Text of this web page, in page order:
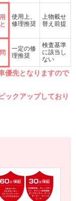
使用上、
修理推奨
上物載せ
替え前提
一定の修
理推奨
検査基準
に該当し
ない
優先となりますので
ックアップしており